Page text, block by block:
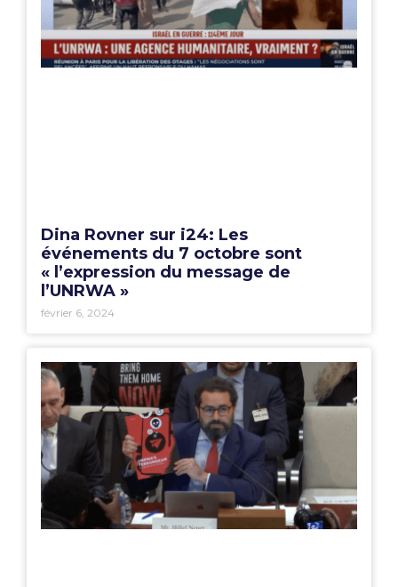
Dina Rovner sur i24: Les
événements du 7 octobre sont
« l’expression du message de
l’UNRWA »
février 6, 2024